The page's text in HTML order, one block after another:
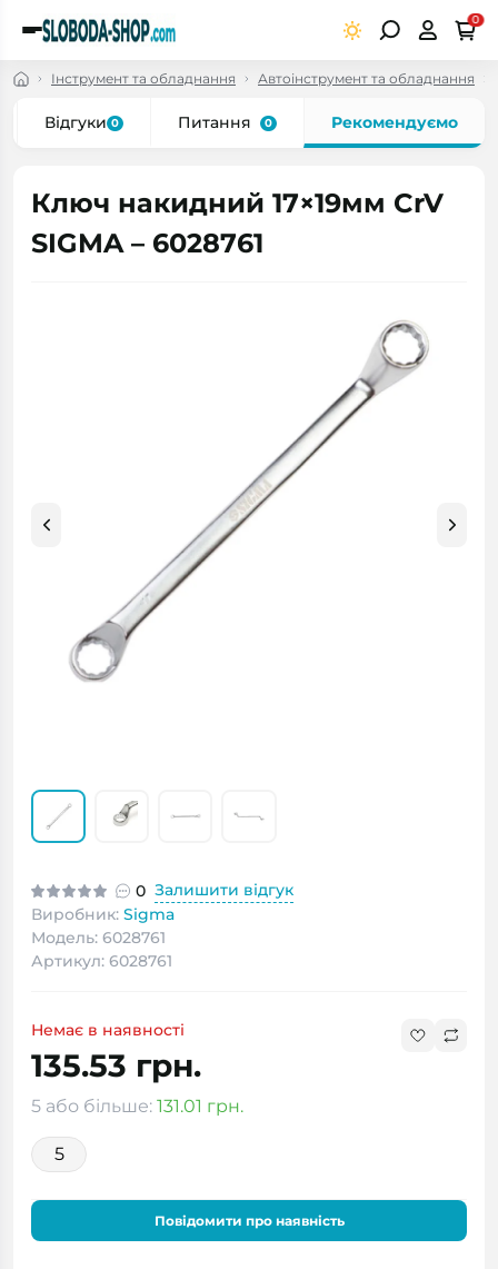
0
Інструмент та обладнання Автоінструмент та обладнання
Відгуки 0 Питання 0 Рекомендуємо
Ключ накидний 17×19мм CrV
SIGMA – 6028761
0 Залишити відгук
Виробник: Sigma
Модель: 6028761
Артикул: 6028761
Немає в наявності
135.53 грн.
5 або більше: 131.01 грн.
5
Повідомити про наявність